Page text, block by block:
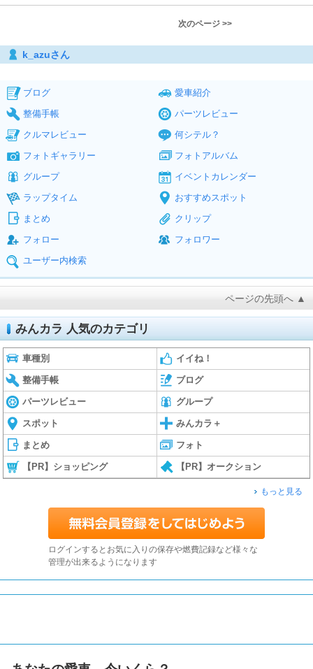
次のページ >>
k_azuさん
ブログ
愛車紹介
整備手帳
パーツレビュー
クルマレビュー
何シテル？
フォトギャラリー
フォトアルバム
グループ
イベントカレンダー
ラップタイム
おすすめスポット
まとめ
クリップ
フォロー
フォロワー
ユーザー内検索
ページの先頭へ ▲
みんカラ 人気のカテゴリ
車種別 イイね！
整備手帳 ブログ
パーツレビュー グループ
スポット みんカラ＋
まとめ フォト
【PR】ショッピング 【PR】オークション
もっと見る
ログインするとお気に入りの保存や燃費記録など様々な
管理が出来るようになります